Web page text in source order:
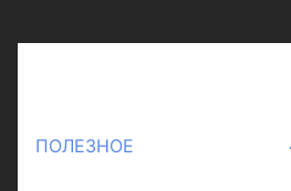
ПОЛЕЗНОЕ